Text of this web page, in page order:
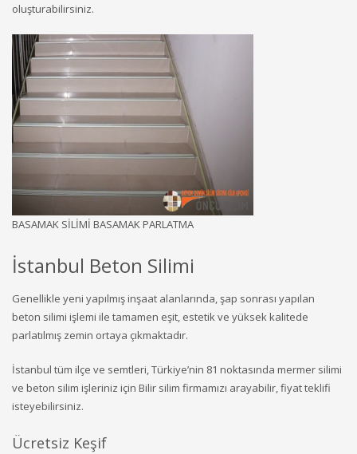
oluşturabilirsiniz.
BASAMAK SİLİMİ BASAMAK PARLATMA
İstanbul Beton Silimi
Genellikle yeni yapılmış inşaat alanlarında, şap sonrası yapılan
beton silimi işlemi ile tamamen eşit, estetik ve yüksek kalitede
parlatılmış zemin ortaya çıkmaktadır.
İstanbul tüm ilçe ve semtleri, Türkiye’nin 81 noktasında mermer silimi
ve beton silim işleriniz için Bilir silim firmamızı arayabilir, fiyat teklifi
isteyebilirsiniz.
Ücretsiz Keşif